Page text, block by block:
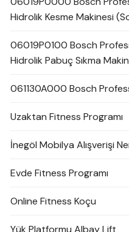
Hidrolik Kesme Makinesi
06019P0100 Bosch
Hidrolik Pabuç Sıkma
061130A000 Bosch
Uzaktan Fitness Programı
İnegöl Mobilya Alışverişi
Evde Fitness Programı
Online Fitness Koçu
Yük Platformu Albay Lift